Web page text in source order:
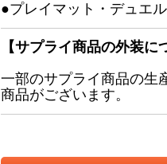
●プレイマット・デュエ
【サプライ商品の外装に
一部のサプライ商品の生
商品がございます。